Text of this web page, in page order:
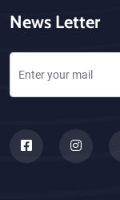
News Letter